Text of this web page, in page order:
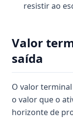
resistir ao
Valor
saída
O valor
o valor que o
horizonte de